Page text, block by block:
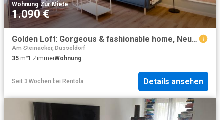
Wohnung·Zur Miete
1.090 €
Golden Loft: Gorgeous & fashionable home, Neuss Amsterdam Apartments for Rent
Am Steinacker, Düsseldorf
35 m²1 ZimmerWohnung
Seit 3 Wochen bei Rentola Details ansehen